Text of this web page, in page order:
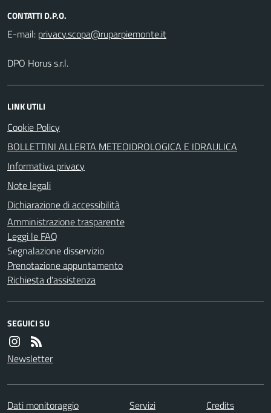
CONTATTI D.P.O.
E-mail:
DPO Horus s.r.l.
LINK UTILI
Cookie Policy
BOLLETTINI ALLERTA METEOIDROLOGICA E IDRAULICA
Informativa privacy
Note legali
Dichiarazione di accessibilità
Amministrazione trasparente
Leggi le FAQ
Segnalazione disservizio
Prenotazione appuntamento
Richiesta d'assistenza
SEGUICI SU
Newsletter
Dati monitoraggio Servizi
Credits